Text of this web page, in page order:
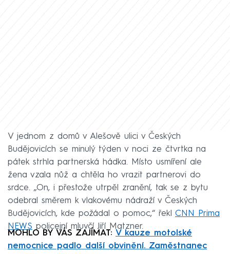
V jednom z domů v Alešově ulici v Českých
Budějovicích se minulý týden v noci ze čtvrtka na
pátek strhla partnerská hádka. Místo usmíření ale
žena vzala nůž a chtěla ho vrazit partnerovi do
srdce. „On, i přestože utrpěl zranění, tak se z bytu
odebral směrem k vlakovému nádraží v Českých
Budějovicích, kde požádal o pomoc,“ řekl CNN Prima
NEWS policejní mluvčí Jiří Matzner.
MOHLO BY VÁS ZAJÍMAT: V kauze motolské
nemocnice padlo další obvinění. Zaměstnanec